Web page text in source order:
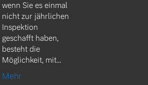
wenn Sie es einmal
nicht zur jährlichen
Inspektion
geschafft haben,
besteht die
Möglichkeit, mit...
Mehr